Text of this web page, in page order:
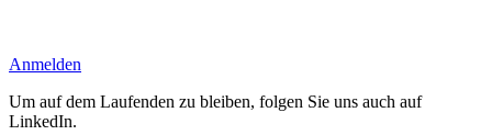
Anmelden
Um auf dem Laufenden zu bleiben, folgen Sie uns auch auf
LinkedIn.